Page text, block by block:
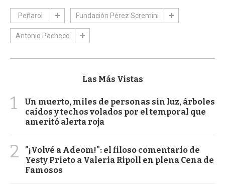
Peñarol Fundación Pérez Scremini
Antonio Pacheco
Las Más Vistas
1
Un muerto, miles de personas sin luz, árboles
caídos y techos volados por el temporal que
ameritó alerta roja
2
"¡Volvé a Adeom!": el filoso comentario de
Yesty Prieto a Valeria Ripoll en plena Cena de
Famosos